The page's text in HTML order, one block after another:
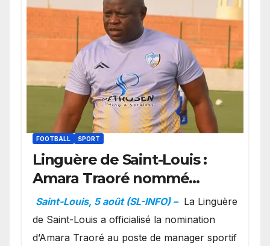
FOOTBALL SPORT
Linguère de Saint-Louis :
Amara Traoré nommé
manager sportif et
entraîneur de l’équipe
Saint-Louis, 5 août (SL-INFO) – La Linguère
de Saint-Louis a officialisé la nomination
d’Amara Traoré au poste de manager sportif